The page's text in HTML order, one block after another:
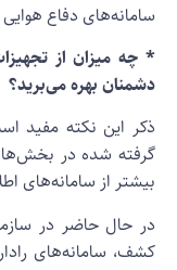
دفاع هوایی
میزان از تجهیزات
بهره می‌برید؟
این نکته مفید است
شده در بخش‌های
از سامانه‌های
حال حاضر در سازمان
سامانه‌های راداری